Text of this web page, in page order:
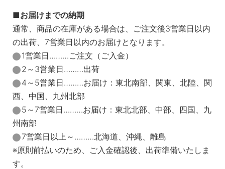
お届けまでの納期
通常、商品の在庫がある場合は、ご注文後3営業日以内
の出荷、7営業日以内のお届けとなります。
1営業日………ご注文（ご入金）
2～3営業日………出荷
4～5営業日………お届け：東北南部、関東、北陸、関
西、中国、九州北部
5～7営業日………お届け：東北北部、中部、四国、九
州南部
7営業日以上～………北海道、沖縄、離島
※原則前払いのため、ご入金確認後、出荷準備いたしま
す。